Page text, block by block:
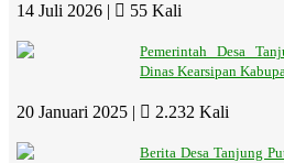
14 Juli 2026 | 55 Kali
Pemerintah Desa
Dinas Kearsipan
20 Januari 2025 | 2.232 Kali
Berita Desa Tanjung